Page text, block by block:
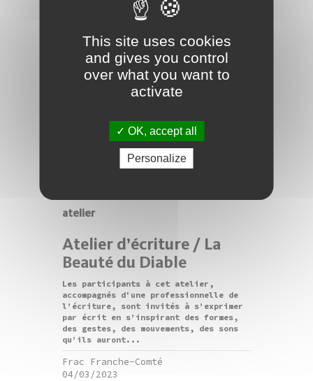
atelier
Atelier d’écriture / La
Beauté du Diable
Les participants à cet atelier,
accompagnés d'une professionnelle de
l’écriture, sont invités à s’exprimer
par écrit en s’inspirant des formes,
des gestes, des mouvements, des sons
qu’ils auront...
Frac Franche-Comté
04/03/2023
This site uses cookies
and gives you control
over what you want to
activate
OK, accept all
Personalize